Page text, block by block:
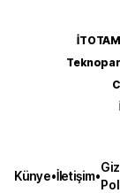
İTOTAM
Künye•İletişim•